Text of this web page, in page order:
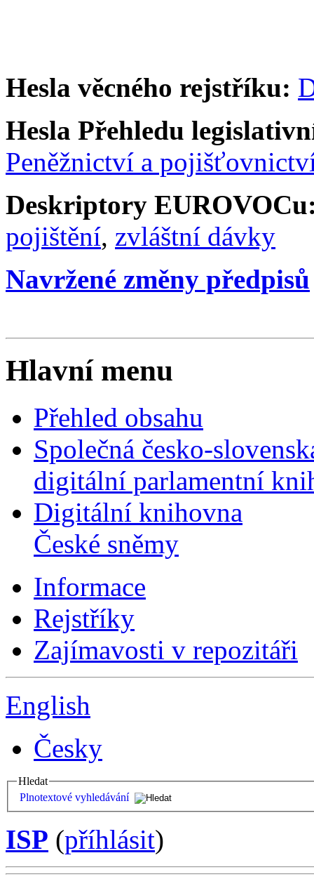
Hesla věcného rejstříku:
Hesla Přehledu
Peněžnictví a
Deskriptory
pojištění, zvláštní dávky
Navržené změny předpisů
Hlavní menu
Přehled obsahu
Společná česko-
digitální parlamentní
Digitální knihovna
České sněmy
Informace
Rejstříky
Zajímavosti v repozitáři
English
Česky
Hledat
Plnotextové vyhledávání
ISP (příhlásit)